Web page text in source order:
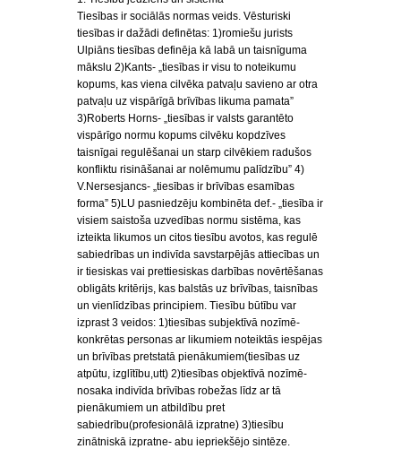
Tiesības ir sociālās normas veids. Vēsturiski
tiesības ir dažādi definētas: 1)romiešu jurists
Ulpiāns tiesības definēja kā labā un taisnīguma
mākslu 2)Kants- „tiesības ir visu to noteikumu
kopums, kas viena cilvēka patvaļu savieno ar otra
patvaļu uz vispārīgā brīvības likuma pamata”
3)Roberts Horns- „tiesības ir valsts garantēto
vispārīgo normu kopums cilvēku kopdzīves
taisnīgai regulēšanai un starp cilvēkiem radušos
konfliktu risināšanai ar nolēmumu palīdzību” 4)
V.Nersesjancs- „tiesības ir brīvības esamības
forma” 5)LU pasniedzēju kombinēta def.- „tiesība ir
visiem saistoša uzvedības normu sistēma, kas
izteikta likumos un citos tiesību avotos, kas regulē
sabiedrības un indivīda savstarpējās attiecības un
ir tiesiskas vai prettiesiskas darbības novērtēšanas
obligāts kritērijs, kas balstās uz brīvības, taisnības
un vienlīdzības principiem. Tiesību būtību var
izprast 3 veidos: 1)tiesības subjektīvā nozīmē-
konkrētas personas ar likumiem noteiktās iespējas
un brīvības pretstatā pienākumiem(tiesības uz
atpūtu, izglītību,utt) 2)tiesības objektīvā nozīmē-
nosaka indivīda brīvības robežas līdz ar tā
pienākumiem un atbildību pret
sabiedrību(profesionālā izpratne) 3)tiesību
zinātniskā izpratne- abu iepriekšējo sintēze.